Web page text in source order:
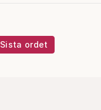
Sista ordet